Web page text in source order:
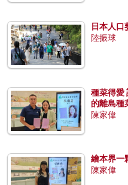
日本人口
陸振球
種菜得愛
的離島種
陳家偉
繪本界一
陳家偉